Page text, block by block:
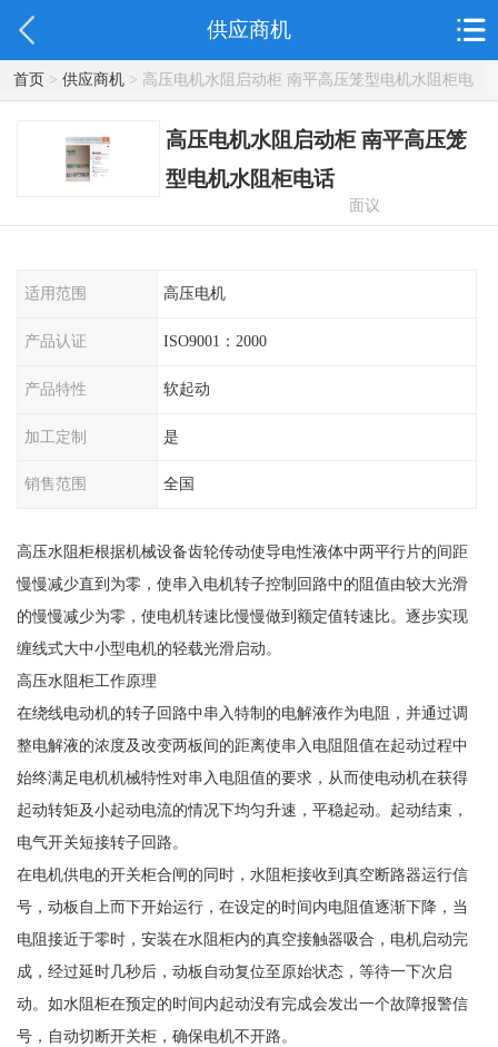
供应商机
首页> 供应商机> 高压电机水阻启动柜 南平高压笼型电机水阻柜电
话
高压电机水阻启动柜 南平高压笼
型电机水阻柜电话
面议
适用范围 高压电机
产品认证 ISO9001：2000
产品特性 软起动
加工定制 是
销售范围 全国
高压水阻柜根据机械设备齿轮传动使导电性液体中两平行片的间距
慢慢减少直到为零，使串入电机转子控制回路中的阻值由较大光滑
的慢慢减少为零，使电机转速比慢慢做到额定值转速比。逐步实现
缠线式大中小型电机的轻载光滑启动。
高压水阻柜工作原理
在绕线电动机的转子回路中串入特制的电解液作为电阻，并通过调
整电解液的浓度及改变两板间的距离使串入电阻阻值在起动过程中
始终满足电机机械特性对串入电阻值的要求，从而使电动机在获得
起动转矩及小起动电流的情况下均匀升速，平稳起动。起动结束，
电气开关短接转子回路。
在电机供电的开关柜合闸的同时，水阻柜接收到真空断路器运行信
号，动板自上而下开始运行，在设定的时间内电阻值逐渐下降，当
电阻接近于零时，安装在水阻柜内的真空接触器吸合，电机启动完
成，经过延时几秒后，动板自动复位至原始状态，等待一下次启
动。如水阻柜在预定的时间内起动没有完成会发出一个故障报警信
号，自动切断开关柜，确保电机不开路。